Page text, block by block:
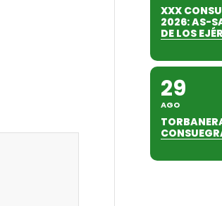
XXX
2026: AS-
DE LOS
29
AGO